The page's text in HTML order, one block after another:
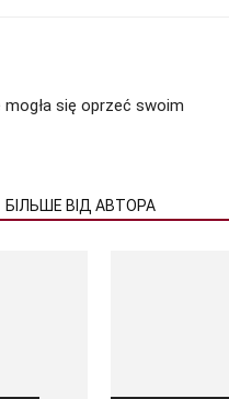
się oprzeć swoim
БІЛЬШЕ ВІД АВТОРА